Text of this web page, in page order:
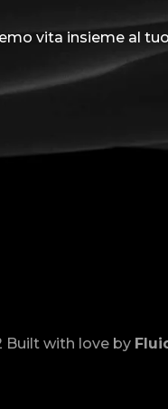
vita insieme al
Built with love by